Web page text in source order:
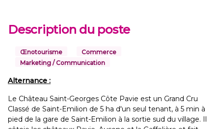
Description du poste
Œnotourisme
Commerce
Marketing / Communication
Alternance :
Le Château Saint-Georges Côte Pavie est un Grand Cru
Classé de Saint-Emilion de 5 ha d'un seul tenant, à 5 min à
pied de la gare de Saint-Emilion à la sortie sud du village. Il